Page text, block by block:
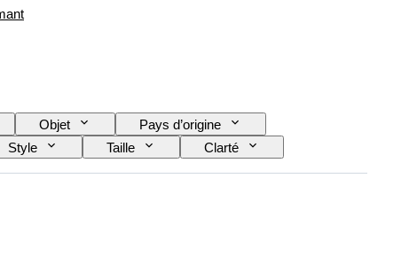
Objet
Pays d’origine
Style Taille
Clarté
Traitement
Type de diamant